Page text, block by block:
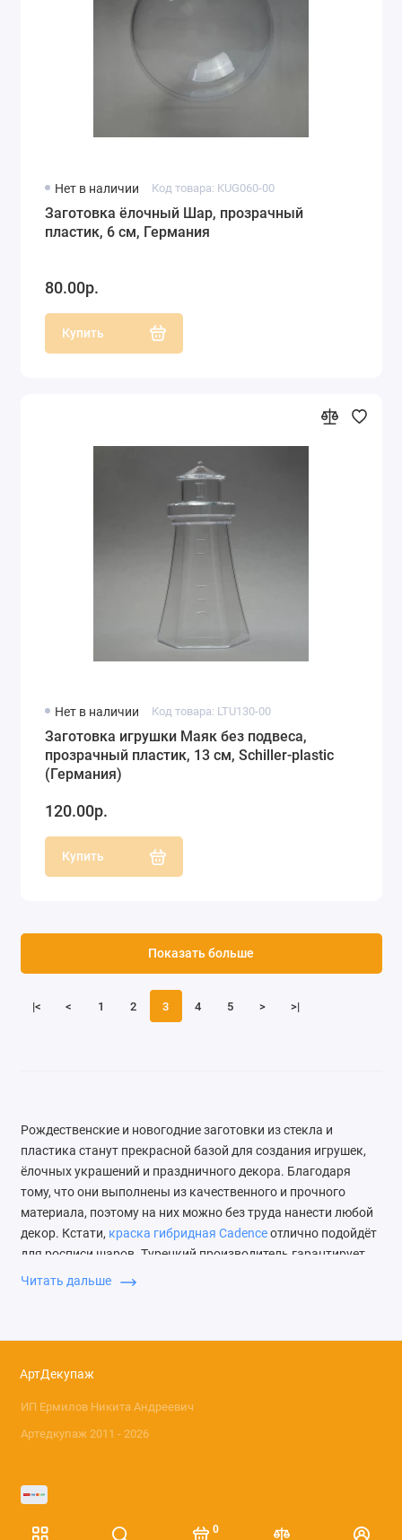
0
Нет в наличии Код товара: KUG060-00
Заготовка ёлочный Шар, прозрачный
пластик, 6 см, Германия
80.00р.
Купить
Нет в наличии Код товара: LTU130-00
Заготовка игрушки Маяк без подвеса,
прозрачный пластик, 13 см, Schiller-plastic
(Германия)
120.00р.
Купить
|< < 1 2 3 4 5 > >|
Показать больше
Рождественские и новогодние заготовки из стекла и
пластика станут прекрасной базой для создания игрушек,
ёлочных украшений и праздничного декора. Благодаря
тому, что они выполнены из качественного и прочного
материала, поэтому на них можно без труда нанести любой
декор. Кстати, краска гибридная Cadenceотлично подойдёт
для росписи шаров. Турецкий производитель гарантирует
высокое качество своей продукции, а положительные
Какие бывают заготовки
новогодних игрушек из
пластика
С каждым годом ассортимент рождественских атрибутов
самостоятельно. И теперь каждая рукодельница сможет
декор, используя удобные заготовки новогодние
Читать дальше
АртДекупаж
ИП Ермилов Никита Андреевич
Артедкупаж 2011 - 2026